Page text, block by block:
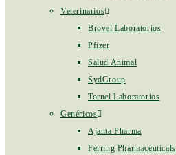
Veterinarios
Brovel Laboratorios
Pfizer
Salud Animal
SydGroup
Tornel Laboratorios
Genéricos
Ajanta Pharma
Ferring Pharmaceuticals